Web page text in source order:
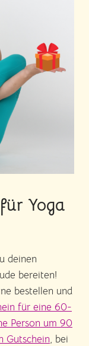
Yoga
deinen
bereiten!
bestellen und
für eine 60-
Person um 90
Gutschein, bei